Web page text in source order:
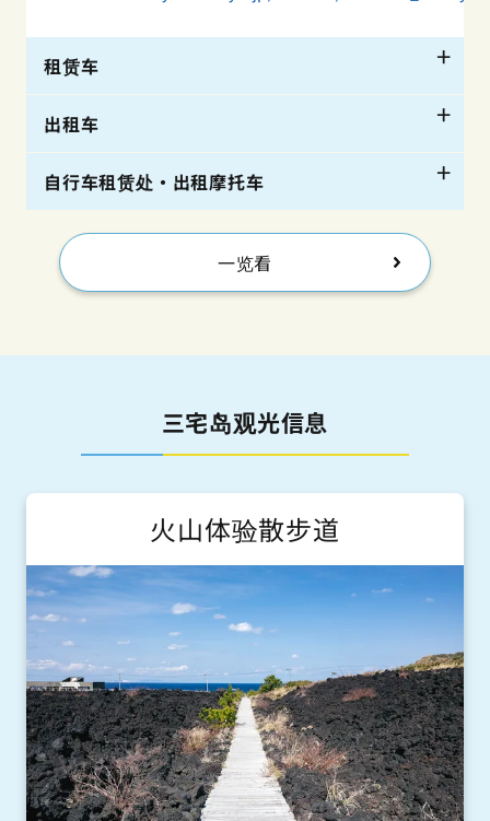
租赁车
04994-6-1252
Miyakejima Transportation(Kamitsuki Area)
04994-2-0291
出租车
Miyakejima Transportation(Kamitsuki Area)
04994-2-0291
自行车租赁处・出租摩托车
Choshin Bike Rental(仅提供摩托车出租服务)
04994-5-1144(Miyakejima Tourism
一览看
三宅岛观光信息
火山体验散步道